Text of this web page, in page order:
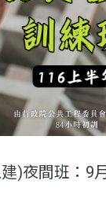
)夜間班：9